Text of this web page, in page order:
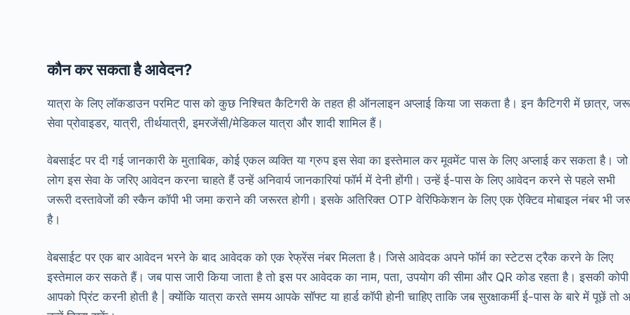
कौन कर सकता है आवेदन?
यात्रा के लिए लॉकडाउन परमिट पास को कुछ निश्चित कैटिगरी के तहत ही ऑनलाइन अप्लाई किया जा सकता है। इन कैटिगरी में छात्र,
सेवा प्रोवाइडर, यात्री, तीर्थयात्री, इमरजेंसी/मेडिकल यात्रा और शादी शामिल हैं।
वेबसाईट पर दी गई जानकारी के मुताबिक, कोई एकल व्यक्ति या ग्रुप इस सेवा का इस्तेमाल कर मूवमेंट पास के लिए अप्लाई कर सकता है। जो
लोग इस सेवा के जरिए आवेदन करना चाहते हैं उन्हें अनिवार्य जानकारियां फॉर्म में देनी होंगी। उन्हें ई-पास के लिए आवेदन करने से पहले सभी
जरूरी दस्तावेजों की स्कैन कॉपी भी जमा कराने की जरूरत होगी। इसके अतिरिक्त OTP वेरिफिकेशन के लिए एक ऐक्टिव मोबाइल नंबर भी
है।
वेबसाईट पर एक बार आवेदन भरने के बाद आवेदक को एक रेफ्रेंस नंबर मिलता है। जिसे आवेदक अपने फॉर्म का स्टेटस ट्रैक करने के लिए
इस्तेमाल कर सकते हैं। जब पास जारी किया जाता है तो इस पर आवेदक का नाम, पता, उपयोग की सीमा और QR कोड रहता है। इसकी कोपी
आपको प्रिंट करनी होती है | क्योंकि यात्रा करते समय आपके सॉफ्ट या हार्ड कॉपी होनी चाहिए ताकि जब सुरक्षाकर्मी ई-पास के बारे में पूछें तो